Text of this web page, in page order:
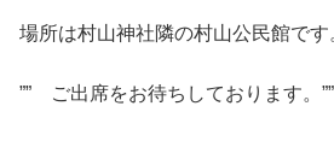
場所は村山神社隣の村山公民館です
”” ご出席をお待ちしております。””